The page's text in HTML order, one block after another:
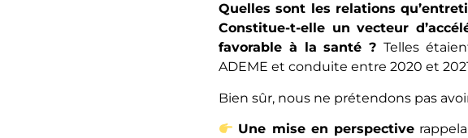
Quelles sont les relations
Constitue-t-elle un vecteur
favorable à la santé ?Telles
ADEME et conduite entre 2020 et
Bien sûr, nous ne prétendons pas
Une mise en perspective